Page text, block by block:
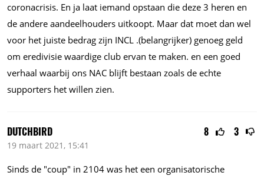
coronacrisis. En ja laat iemand opstaan die deze 3 heren en
de andere aandeelhouders uitkoopt. Maar dat moet dan wel
voor het juiste bedrag zijn INCL .(belangrijker) genoeg geld
om eredivisie waardige club ervan te maken. en een goed
verhaal waarbij ons NAC blijft bestaan zoals de echte
supporters het willen zien.
8 3
DUTCHBIRD
19 maart 2021, 15:41
Sinds de "coup" in 2104 was het een organisatorische